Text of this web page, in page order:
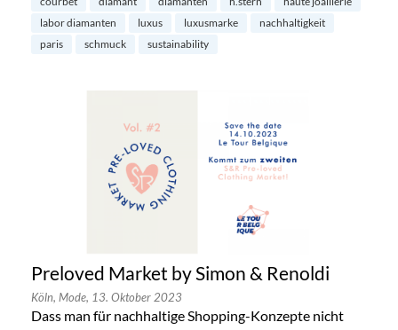
labor diamanten
luxus luxusmarke
nachhaltigkeit
paris
schmuck sustainability
Preloved Market by Simon & Renoldi
Köln, Mode, 13. Oktober 2023
Dass man für nachhaltige Shopping-Konzepte nicht